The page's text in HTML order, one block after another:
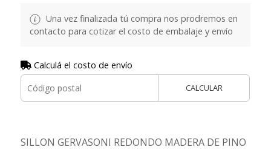
Una vez finalizada tú compra nos prodremos en
contacto para cotizar el costo de embalaje y envío
Calculá el costo de envío
CALCULAR
SILLON GERVASONI REDONDO MADERA DE PINO